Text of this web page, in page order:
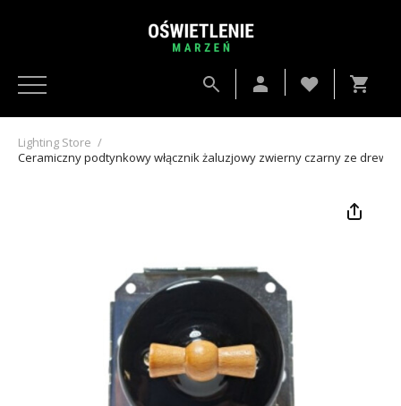
Lighting Store /
Ceramiczny podtynkowy włącznik żaluzjowy zwierny czarny ze